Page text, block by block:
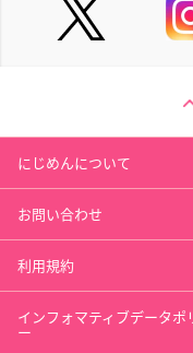
にじめんについて
お問い合わせ
利用規約
インフォマティブデータポ
ー